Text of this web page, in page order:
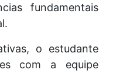
fundamentais
o estudante
com a equipe